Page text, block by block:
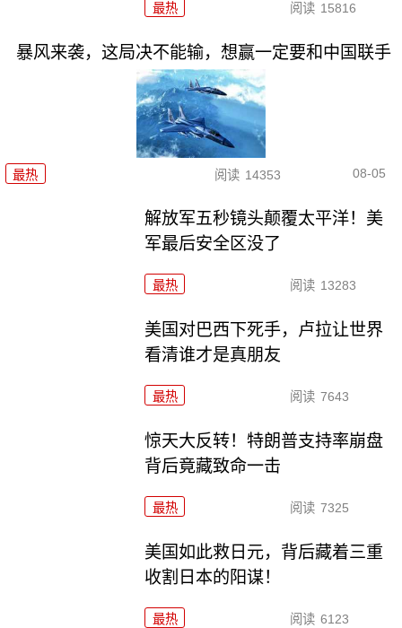
最热 阅读 15816
暴风来袭，这局决不能输，想赢一定要和中国联手
最热 阅读 14353 08-05
解放军五秒镜头颠覆太平洋！美
军最后安全区没了
最热 阅读 13283
美国对巴西下死手，卢拉让世界
看清谁才是真朋友
最热 阅读 7643
惊天大反转！特朗普支持率崩盘
背后竟藏致命一击
最热 阅读 7325
美国如此救日元，背后藏着三重
收割日本的阳谋！
最热 阅读 6123